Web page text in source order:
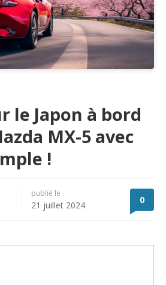
le Japon à bord
MX-5 avec
!
publié le
21 juillet 2024 0